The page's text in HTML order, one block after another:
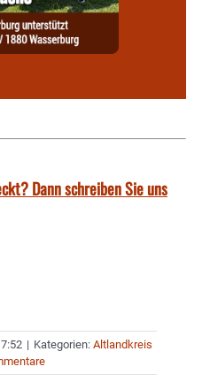
Dann schreiben Sie uns
| Kategorien: Altlandkreis